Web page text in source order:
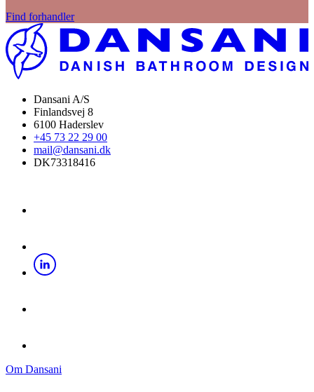
Find forhandler
Dansani A/S
Finlandsvej 8
6100 Haderslev
+45 73 22 29 00
mail@dansani.dk
DK73318416
Om Dansani